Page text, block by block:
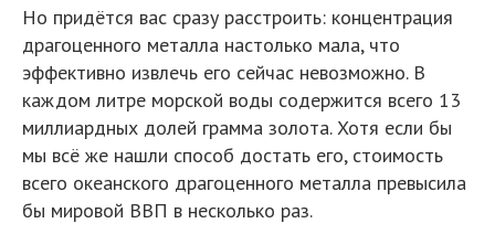
Но придётся вас сразу расстроить: концентрация
драгоценного металла настолько мала, что
эффективно извлечь его сейчас невозможно. В
каждом литре морской воды содержится всего 13
миллиардных долей грамма золота. Хотя если бы
мы всё же нашли способ достать его, стоимость
всего океанского драгоценного металла превысила
бы мировой ВВП в несколько раз.